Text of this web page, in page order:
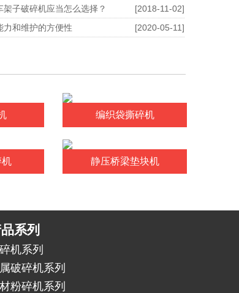
架子破碎机应当怎么选择？
[2018-11-02]
力和维护的方便性
[2020-05-11]
编织袋撕碎机
静压桥梁垫块机
系列
机系列
破碎机系列
粉碎机系列